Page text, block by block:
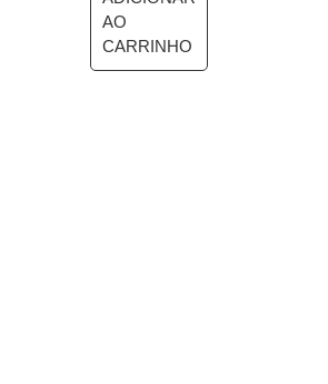
AO
CARRINHO